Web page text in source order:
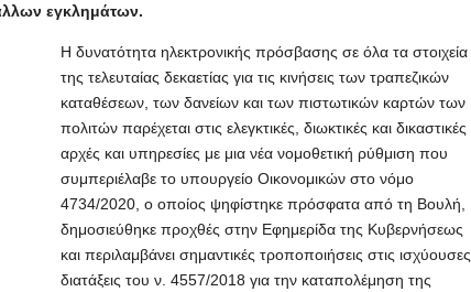
εγκλημάτων.
Η δυνατότητα ηλεκτρονικής πρόσβασης σε όλα τα στοιχεία
της τελευταίας δεκαετίας για τις κινήσεις των τραπεζικών
καταθέσεων, των δανείων και των πιστωτικών καρτών των
πολιτών παρέχεται στις ελεγκτικές, διωκτικές και δικαστικές
αρχές και υπηρεσίες με μια νέα νομοθετική ρύθμιση που
συμπεριέλαβε το υπουργείο Οικονομικών στο νόμο
4734/2020, ο οποίος ψηφίστηκε πρόσφατα από τη Βουλή,
δημοσιεύθηκε προχθές στην Εφημερίδα της Κυβερνήσεως
και περιλαμβάνει σημαντικές τροποποιήσεις στις ισχύουσες
διατάξεις του ν. 4557/2018 για την καταπολέμηση της